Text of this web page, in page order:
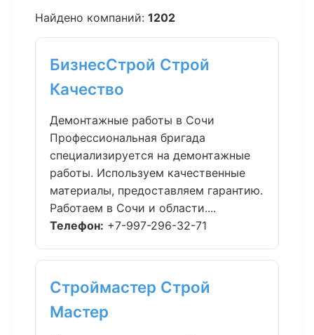
Найдено компаний: 1202
БизнесСтрой Строй
Качество
Демонтажные работы в Сочи
Профессиональная бригада
специализируется на демонтажные
работы. Используем качественные
материалы, предоставляем гарантию.
Работаем в Сочи и области....
Телефон: +7-997-296-32-71
Строймастер Строй
Мастер